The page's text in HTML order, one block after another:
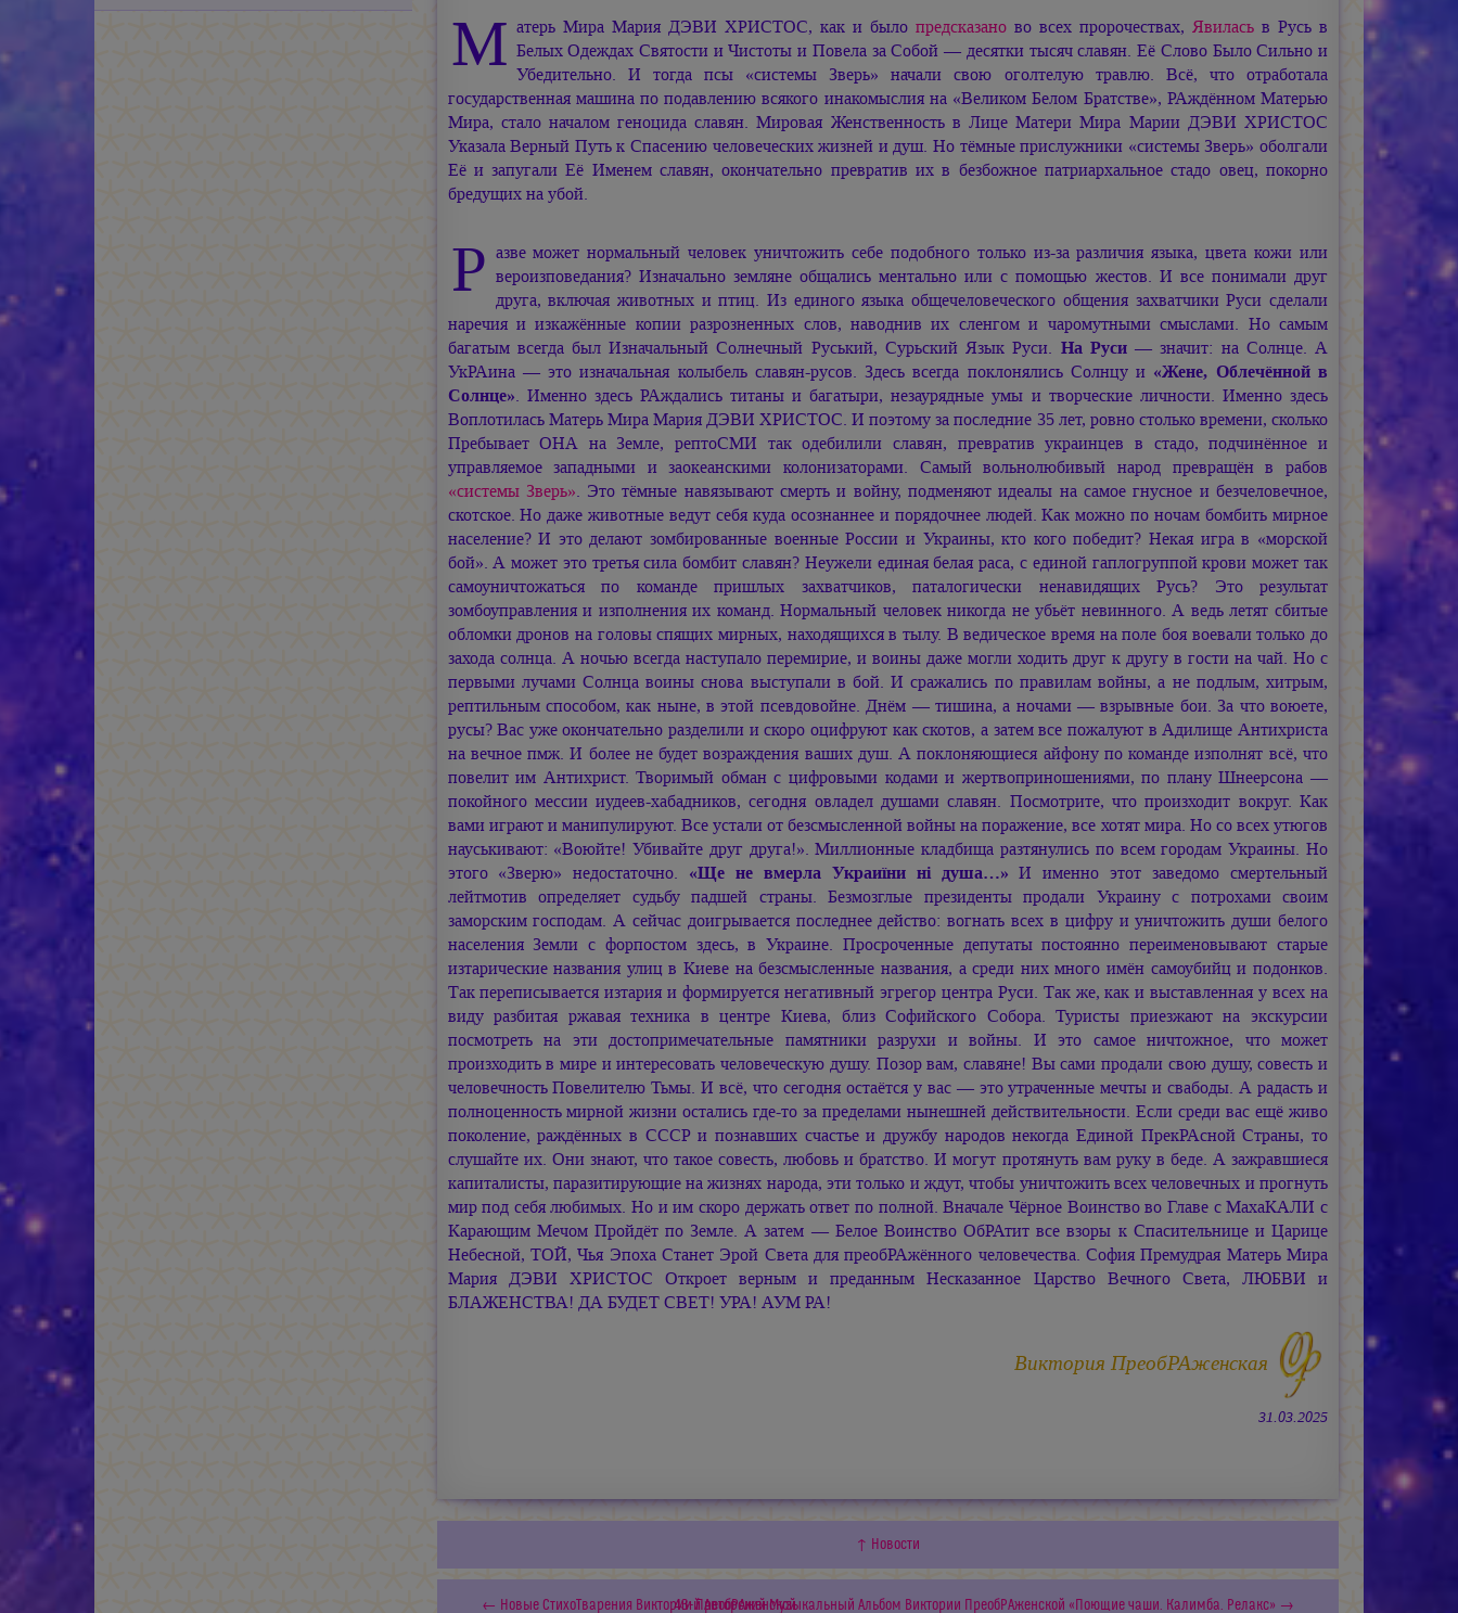
М атерь Мира Мария ДЭВИ ХРИСТОС, как и было предсказаново всех пророчествах, Явиласьв Русь в
Белых Одеждах Святости и Чистоты и Повела за Собой — десятки тысяч славян. Её Слово Было Сильно и
Убедительно. И тогда псы «системы Зверь» начали свою оголтелую травлю. Всё, что отработала
государственная машина по подавлению всякого инакомыслия на «Великом Белом Братстве», РАждённом Матерью
Мира, стало началом геноцида славян. Мировая Женственность в Лице Матери Мира Марии ДЭВИ ХРИСТОС
Указала Верный Путь к Спасению человеческих жизней и душ. Но тёмные прислужники «системы Зверь» оболгали
Её и запугали Её Именем славян, окончательно превратив их в безбожное патриархальное стадо овец, покорно
бредущих на убой.
Р азве может нормальный человек уничтожить себе подобного только из-за различия языка, цвета кожи или
вероизповедания? Изначально земляне общались ментально или с помощью жестов. И все понимали друг
друга, включая животных и птиц. Из единого языка общечеловеческого общения захватчики Руси сделали
наречия и изкажённые копии разрозненных слов, наводнив их сленгом и чаромутными смыслами. Но самым
багатым всегда был Изначальный Солнечный Руський, Сурьский Язык Руси. На Руси— значит: на Солнце. А
УкРАина — это изначальная колыбель славян-русов. Здесь всегда поклонялись Солнцу и «Жене, Облечённой в
Солнце». Именно здесь РАждались титаны и багатыри, незаурядные умы и творческие личности. Именно здесь
Воплотилась Матерь МираМария ДЭВИ ХРИСТОС. И поэтому за последние 35 лет, ровно столько времени, сколько
Пребывает ОНА на Земле, рептоСМИ так одебилили славян, превратив украинцев в стадо, подчинённое и
управляемое западными и заокеанскими колонизаторами. Самый вольнолюбивый народ превращён в рабов
«системы Зверь». Это тёмные навязывают смерть и войну, подменяют идеалы на самое гнусное и безчеловечное,
скотское. Но даже животные ведут себя куда осознаннее и порядочнее людей. Как можно по ночам бомбить мирное
население? И это делают зомбированные военные России и Украины, кто кого победит? Некая игра в «морской
бой». А может это третья сила бомбит славян? Неужели единая белая раса, с единой гаплогруппой крови может так
самоуничтожаться по команде пришлых захватчиков, паталогически ненавидящих Русь? Это результат
зомбоуправления и изполнения их команд. Нормальный человек никогда не убьёт невинного. А ведь летят сбитые
обломки дронов на головы спящих мирных, находящихся в тылу. В ведическое время на поле боя воевали только до
захода солнца. А ночью всегда наступало перемирие, и воины даже могли ходить друг к другу в гости на чай. Но с
первыми лучами Солнца воины снова выступали в бой. И сражались по правилам войны, а не подлым, хитрым,
рептильным способом, как ныне, в этой псевдовойне. Днём — тишина, а ночами — взрывные бои. За что воюете,
русы? Вас уже окончательно разделили и скоро оцифруют как скотов, а затем все пожалуют в Адилище Антихриста
на вечное пмж. И более не будет возраждения ваших душ. А поклоняющиеся айфону по команде изполнят всё, что
повелит им Антихрист. Творимый обман с цифровыми кодами и жертвоприношениями, по плану Шнеерсона —
покойного мессии иудеев-хабадников, сегодня овладел душами славян. Посмотрите, что произходит вокруг. Как
вами играют и манипулируют. Все устали от безсмысленной войны на поражение, все хотят мира. Но со всех утюгов
науськивают: «Воюйте! Убивайте друг друга!». Миллионные кладбища разтянулись по всем городам Украины. Но
этого «Зверю» недостаточно. «Ще не вмерла Украиїни ні душа…» И именно этот заведомо смертельный
лейтмотив определяет судьбу падшей страны. Безмозглые президенты продали Украину с потрохами своим
заморским господам. А сейчас доигрывается последнее действо: вогнать всех в цифру и уничтожить души белого
населения Земли с форпостом здесь, в Украине. Просроченные депутаты постоянно переименовывают старые
изтарические названия улиц в Киеве на безсмысленные названия, а среди них много имён самоубийц и подонков.
Так переписывается изтария и формируется негативный эгрегор центра Руси. Так же, как и выставленная у всех на
виду разбитая ржавая техника в центре Киева, близ Софийского Собора. Туристы приезжают на экскурсии
посмотреть на эти достопримечательные памятники разрухи и войны. И это самое ничтожное, что может
произходить в мире и интересовать человеческую душу. Позор вам, славяне! Вы сами продали свою душу, совесть и
человечность Повелителю Тьмы. И всё, что сегодня остаётся у вас — это утраченные мечты и свабоды. А радасть и
полноценность мирной жизни остались где-то за пределами нынешней действительности. Если среди вас ещё живо
поколение, раждённых в СССР и познавших счастье и дружбу народов некогда Единой ПрекРАсной Страны, то
слушайте их. Они знают, что такое совесть, любовь и братство. И могут протянуть вам руку в беде. А зажравшиеся
капиталисты, паразитирующие на жизнях народа, эти только и ждут, чтобы уничтожить всех человечных и прогнуть
мир под себя любимых. Но и им скоро держать ответ по полной. Вначале Чёрное Воинство во Главе с МахаКАЛИ с
Карающим Мечом Пройдёт по Земле. А затем — Белое Воинство ОбРАтит все взоры к Спасительнице и Царице
Небесной, ТОЙ, Чья Эпоха Станет Эрой Света для преобРАжённого человечества. София Премудрая Матерь Мира
Мария ДЭВИ ХРИСТОС Откроет верным и преданным Несказанное Царство Вечного Света, ЛЮБВИ и
БЛАЖЕНСТВА! ДА БУДЕТ СВЕТ! УРА! АУМ РА!
Виктория ПреобРАженская
31.03.2025
↑ Новости
← Новые СтихоТварения Виктории ПреобРАженской43-й Авторский Музыкальный Альбом Виктории ПреобРАженской «Поющие чаши. Калимба. Релакс» →